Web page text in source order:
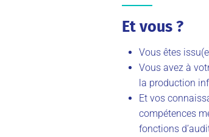
Et vous ?
Vous êtes
Vous avez à
la production
Et vos
compétences
fonctions